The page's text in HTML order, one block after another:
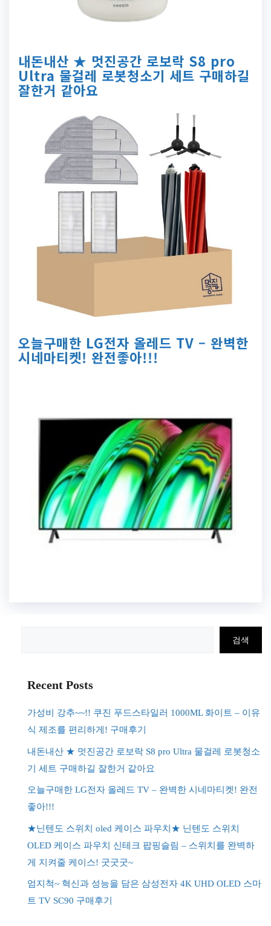
내돈내산 ★ 멋진공간 로보락 S8 pro
Ultra 물걸레 로봇청소기 세트 구매하길
잘한거 같아요
오늘구매한 LG전자 올레드 TV – 완벽한
시네마티켓! 완전좋아!!!
검색
Recent Posts
가성비 강추~~!! 쿠진 푸드스타일러 1000ML 화이트 – 이유
식 제조를 편리하게! 구매후기
내돈내산 ★ 멋진공간 로보락 S8 pro Ultra 물걸레 로봇청소
기 세트 구매하길 잘한거 같아요
오늘구매한 LG전자 올레드 TV – 완벽한 시네마티켓! 완전
좋아!!!
★닌텐도 스위치 oled 케이스 파우치★ 닌텐도 스위치
OLED 케이스 파우치 신테크 팝핑슬림 – 스위치를 완벽하
게 지켜줄 케이스! 굿굿굿~
엄지척~ 혁신과 성능을 담은 삼성전자 4K UHD OLED 스마
트 TV SC90 구매후기